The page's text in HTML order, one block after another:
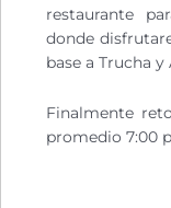
restaurante
donde
base a Trucha y
Finalmente
promedio 7:00